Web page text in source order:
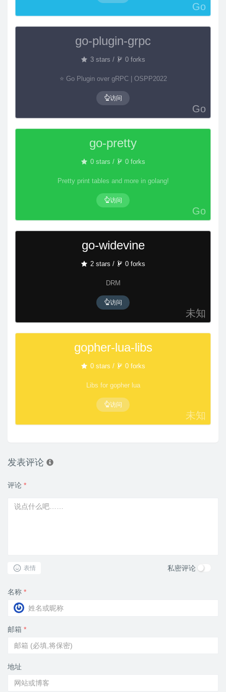
Go
Go
go-plugin-grpc
3 stars / 0 forks
⭐ Go Plugin over gRPC | OSPP2022
访问
Go
go-pretty
0 stars / 0 forks
Pretty print tables and more in golang!
访问
未知
go-widevine
2 stars / 0 forks
DRM
访问
未知
gopher-lua-libs
0 stars / 0 forks
Libs for gopher lua
访问
发表评论
评论 *
表情 私密评论
名称 *
邮箱 *
地址